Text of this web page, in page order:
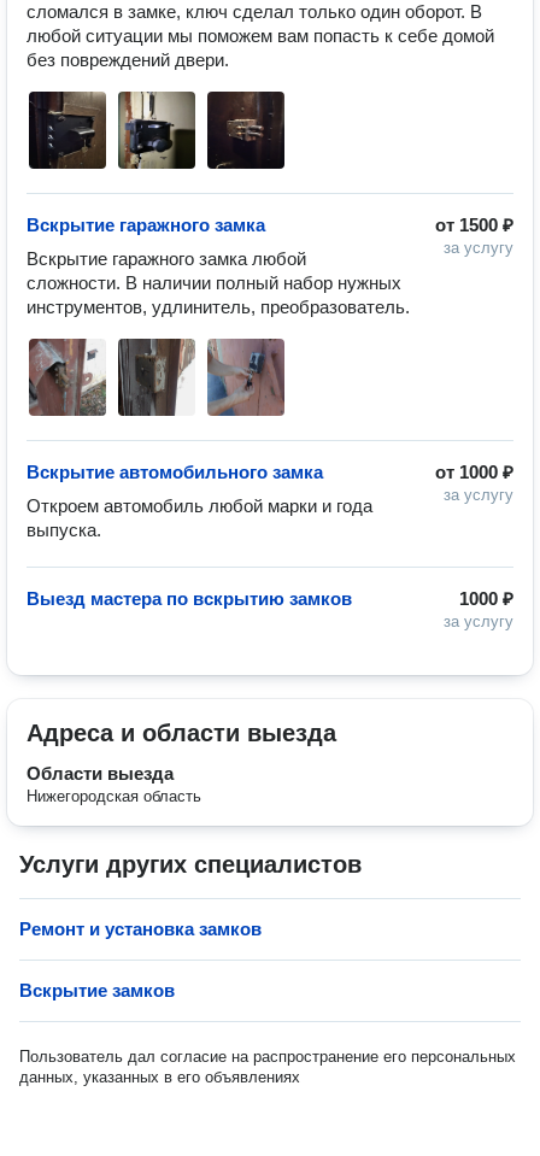
сломался в замке, ключ сделал только один оборот. В
любой ситуации мы поможем вам попасть к себе домой
без повреждений двери.
от 1500 ₽
за услугу
Вскрытие гаражного замка
Вскрытие гаражного замка любой
сложности. В наличии полный набор нужных
инструментов, удлинитель, преобразователь.
от 1000 ₽
за услугу
Вскрытие автомобильного замка
Откроем автомобиль любой марки и года
выпуска.
1000 ₽
за услугу
Выезд мастера по вскрытию замков
Адреса и области выезда
Области выезда
Нижегородская область
Услуги других специалистов
Ремонт и установка замков
Вскрытие замков
Пользователь дал согласие на распространение его персональных
данных, указанных в его объявлениях